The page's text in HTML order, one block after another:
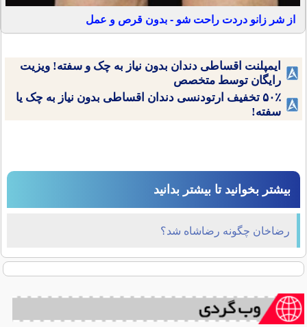
از شر زانو دردت راحت شو - بدون قرص و عمل
ایمپلنت اقساطی دندان بدون نیاز به چک و سفته! ویزیت
رایگان توسط متخصص
۵۰٪ تخفیف ارتودنسی دندان اقساطی بدون نیاز به چک یا
سفته!
بیشتر بخوانید تا بیشتر بدانید
رضاخان چگونه رضاشاه شد؟